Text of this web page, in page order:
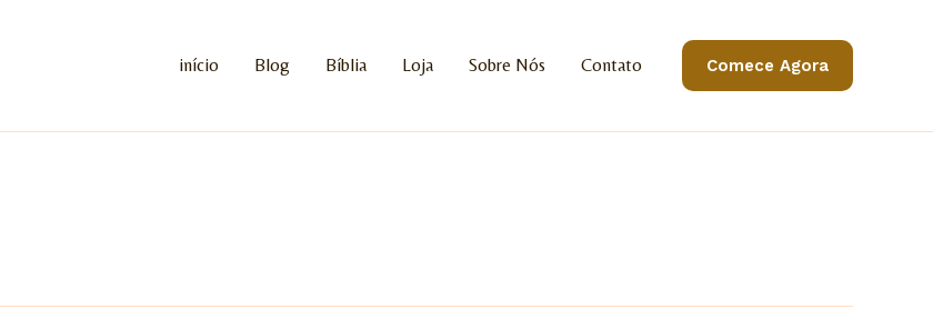
início Blog Bíblia Loja Sobre Nós Contato Comece Agora